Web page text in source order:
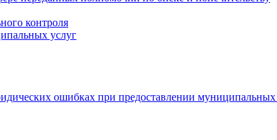
контроля
услуг
ошибках при предоставлении муниципальных